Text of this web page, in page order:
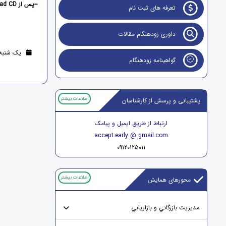
تعرفه های ثبت نام
داوری زودهنگام مقالات
گواهینامه زودهنگام
پشتیبانی و پرسش از کارشناسان اطلاعات بیشتر
ارتباط از طریق ایمیل و پیامک
accept.early @ gmail.com
09120125011
محورهای همایش اطلاعات بیشتر
مديريت بازرگاني و بازاريابي
--پس از Download CD ،فایل را از حالت zip خارج کرده و فایل Server2Go را دابل کلیک نمائید تا مجموعه مقالات بر روی سیستم شما باز شود.
یک شنبه 19 شهریور 1402 (2